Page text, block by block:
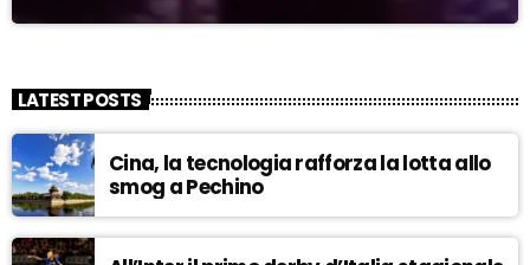
LATEST POSTS
Cina, la tecnologia rafforza la lotta allo
smog a Pechino